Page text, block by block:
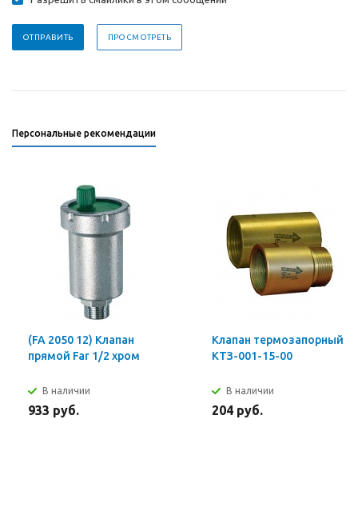
Персональные рекомендации
(FA 2050 12) Клапан
прямой Far 1/2 хром
В наличии
933 руб.
Клапан термозапорный
КТЗ-001-15-00
В наличии
204 руб.